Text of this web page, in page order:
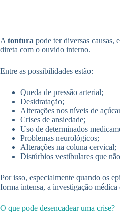
A tontura pode ter diversas causas,
direta com o ouvido interno.
Entre as possibilidades estão:
Queda de pressão arterial;
Desidratação;
Alterações nos níveis de
Crises de ansiedade;
Uso de determinados
Problemas neurológicos;
Alterações na coluna cervical;
Distúrbios vestibulares que
Por isso, especialmente quando os
forma intensa, a investigação médica
O que pode desencadear uma crise?